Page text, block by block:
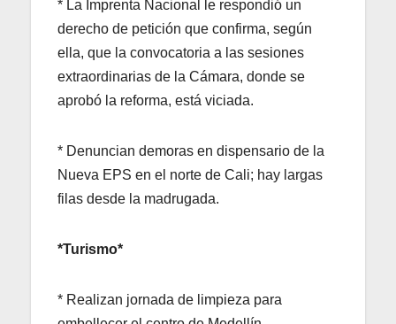
* La Imprenta Nacional le respondió un
derecho de petición que confirma, según
ella, que la convocatoria a las sesiones
extraordinarias de la Cámara, donde se
aprobó la reforma, está viciada.
* Denuncian demoras en dispensario de la
Nueva EPS en el norte de Cali; hay largas
filas desde la madrugada.
*Turismo*
* Realizan jornada de limpieza para